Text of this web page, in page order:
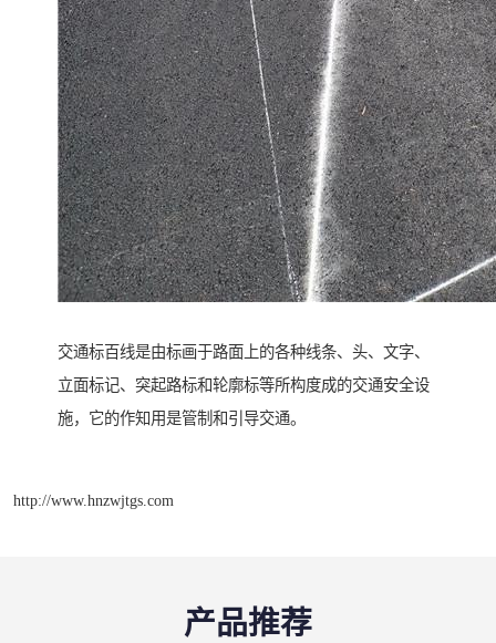
交通标百线是由标画于路面上的各种线条、头、文字、
立面标记、突起路标和轮廓标等所构度成的交通安全设
施，它的作知用是管制和引导交通。
http://www.hnzwjtgs.com
产品推荐